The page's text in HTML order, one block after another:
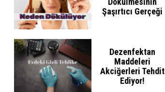
Şaşırtıcı Gerçeği
Dezenfektan
Maddeleri
Akciğerleri Tehdit
Ediyor!